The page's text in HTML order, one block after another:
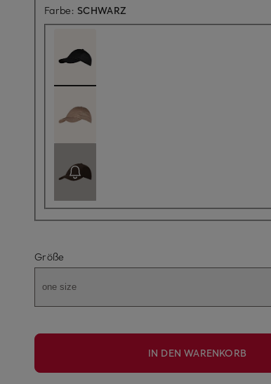
Farbe: SCHWARZ
Größe
one size
IN DEN WARENKORB